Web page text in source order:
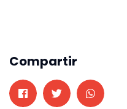
Compartir